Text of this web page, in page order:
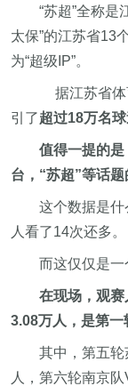
“苏超”全称是
太保”的江苏省13
为“超级IP”。
据江苏省
引了超过18万名
值得一提的
台，“苏超”等话题
这个数据是
人看了14次还多。
而这仅仅是一
在现场，观
3.08万人，是第一
其中，第五
人，第六轮南京